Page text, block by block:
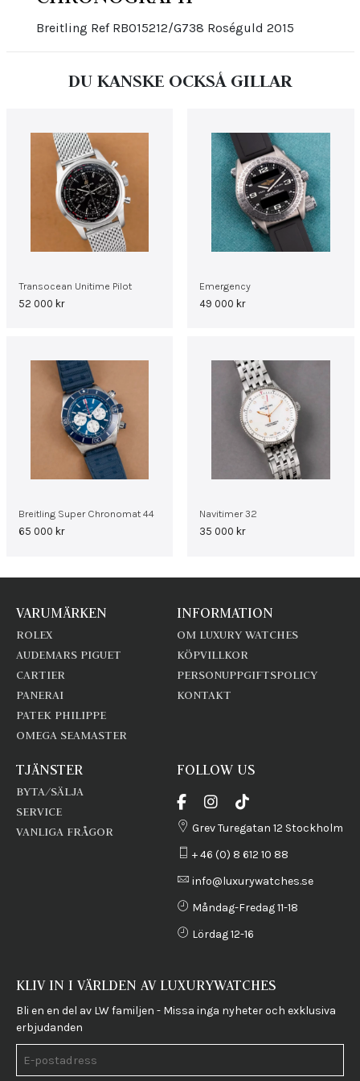
Breitling Ref RB015212/G738 Roséguld 2015
DU KANSKE OCKSÅ GILLAR
Transocean Unitime Pilot
52 000 kr
Emergency
49 000 kr
Breitling Super Chronomat 44
65 000 kr
Navitimer 32
35 000 kr
VARUMÄRKEN
ROLEX
AUDEMARS PIGUET
CARTIER
PANERAI
PATEK PHILIPPE
OMEGA SEAMASTER
INFORMATION
OM LUXURY WATCHES
KÖPVILLKOR
PERSONUPPGIFTSPOLICY
KONTAKT
TJÄNSTER
BYTA/SÄLJA
SERVICE
VANLIGA FRÅGOR
FOLLOW US
Grev Turegatan 12 Stockholm
+ 46 (0) 8 612 10 88
info@luxurywatches.se
Måndag-Fredag 11-18
Lördag 12-16
KLIV IN I VÄRLDEN AV LUXURYWATCHES
Bli en en del av LW familjen - Missa inga nyheter och exklusiva
erbjudanden